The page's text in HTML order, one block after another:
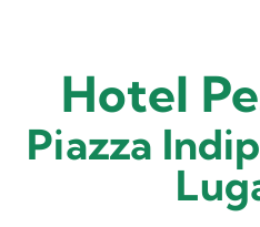
Hotel
Piazza